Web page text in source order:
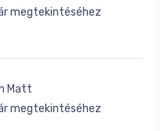
megtekintéséhez
Matt
megtekintéséhez